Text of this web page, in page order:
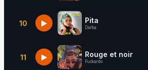
10 Pita
Darba
11 Rouge et noir
Fuckardo